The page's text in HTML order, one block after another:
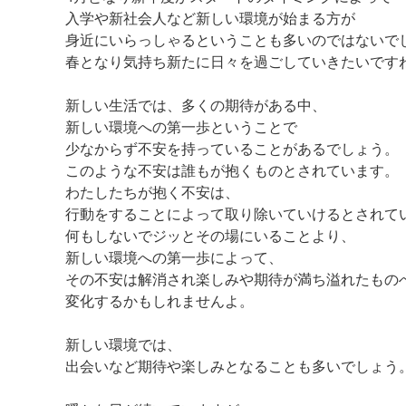
入学や新社会人など新しい環境が始まる方が
身近にいらっしゃるということも多いのではないで
春となり気持ち新たに日々を過ごしていきたいです
新しい生活では、多くの期待がある中、
新しい環境への第一歩ということで
少なからず不安を持っていることがあるでしょう。
このような不安は誰もが抱くものとされています。
わたしたちが抱く不安は、
行動をすることによって取り除いていけるとされて
何もしないでジッとその場にいることより、
新しい環境への第一歩によって、
その不安は解消され楽しみや期待が満ち溢れたもの
変化するかもしれませんよ。
新しい環境では、
出会いなど期待や楽しみとなることも多いでしょう。